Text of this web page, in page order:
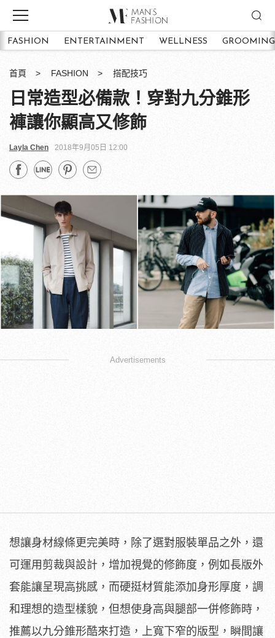
FASHION ENTERTAINMENT WELLNESS GROOMING
首頁 FASHION 搭配技巧
日常造型必備款！穿對九分錐形
褲讓你顯高又修飾
Layla Chen 2018年9月05日 12:00
Advertisements
想讓身材線條更完美時，除了選對服裝單品之外，還
可運用剪裁與設計，增加視覺的修飾度，例如長版外
套能讓呈現高挑感，而硬挺材質能添加身形厚度，調
和理想的造型樣貌，但想使身高與腿部一併修飾時，
推薦以九分錐形酷來打造，上寬下窄的版型，瞬間讓